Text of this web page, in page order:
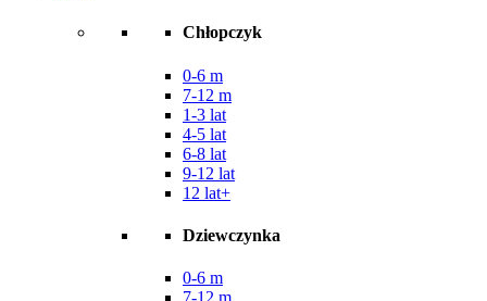
Chłopczyk
0-6 m
7-12 m
1-3 lat
4-5 lat
6-8 lat
9-12 lat
12 lat+
Dziewczynka
0-6 m
7-12 m